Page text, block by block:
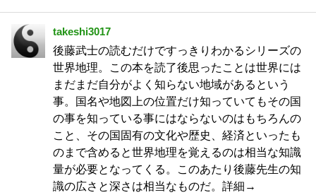
takeshi3017
後藤武士の読むだけですっきりわかるシリーズの
世界地理。この本を読了後思ったことは世界には
まだまだ自分がよく知らない地域があるという
事。国名や地図上の位置だけ知っていてもその国
の事を知っている事にはならないのはもちろんの
こと、その国固有の文化や歴史、経済といったも
のまで含めると世界地理を覚えるのは相当な知識
量が必要となってくる。このあたり後藤先生の知
識の広さと深さは相当なものだ。詳細→